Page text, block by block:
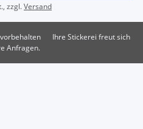
zzgl.Versand
Ihre Stickerei freut sich
Anfragen.